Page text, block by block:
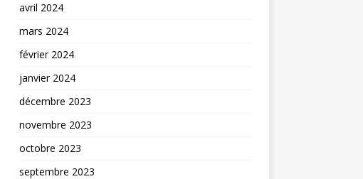
avril 2024
mars 2024
février 2024
janvier 2024
décembre 2023
novembre 2023
octobre 2023
septembre 2023